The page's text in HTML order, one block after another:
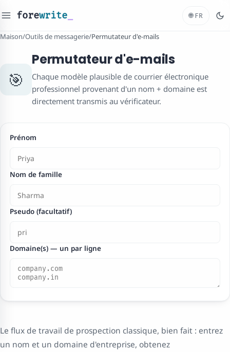
forewrite 🌐 FR
Maison/Outils de messagerie/Permutateur d'e-mails
🎯
Permutateur d'e-mails
Chaque modèle plausible de courrier électronique
professionnel provenant d'un nom + domaine est
directement transmis au vérificateur.
Prénom
Nom de famille
Pseudo (facultatif)
Domaine(s) — un par ligne
Le flux de travail de prospection classique, bien fait : entrez
un nom et un domaine d'entreprise, obtenez